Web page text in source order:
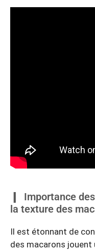
Importance
la texture des
Il est étonnant de
des macarons jouent